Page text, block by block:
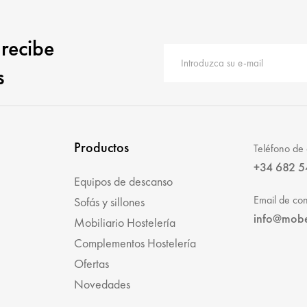
Productos
Equipos de descanso
Sofás y sillones
Mobiliario Hostelería
Complementos Hostelería
Ofertas
Novedades
Teléfono de
+34 682
Email de